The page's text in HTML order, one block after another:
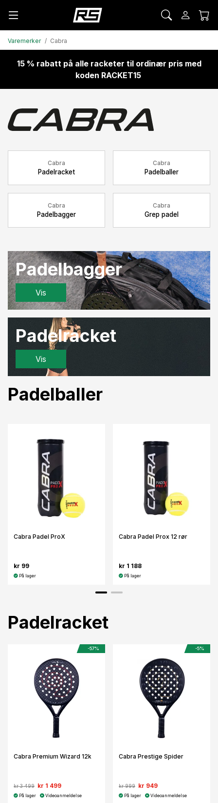
Varemerker Cabra
15 % rabatt på alle racketer til ordinær pris med
koden RACKET15
Cabra
Padelracket
Cabra
Padelballer
Cabra
Padelbagger
Cabra
Grep padel
Padelbagger
Vis
Padelracket
Vis
Padelballer
Cabra Padel ProX
kr 99
På lager
Cabra Padel Prox 12 rør
kr 1 188
På lager
Padelracket
-57%
Cabra Premium Wizard 12k
kr 3 499 kr 1 499
På lager Videoanmeldelse
-5%
Cabra Prestige Spider
kr 999 kr 949
På lager Videoanmeldelse